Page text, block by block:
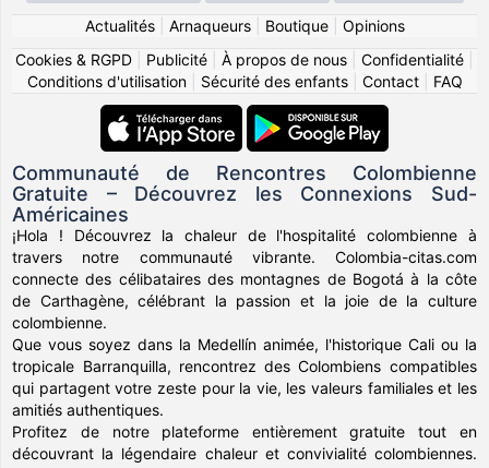
Actualités| Arnaqueurs| Boutique| Opinions
Cookies & RGPD
Publicité À propos de nous Confidentialité
Conditions d'utilisation| Sécurité des enfants| Contact| FAQ
Communauté de Rencontres Colombienne
Gratuite – Découvrez les Connexions Sud-
Américaines
¡Hola ! Découvrez la chaleur de l'hospitalité colombienne à
travers notre communauté vibrante. Colombia-citas.com
connecte des célibataires des montagnes de Bogotá à la côte
de Carthagène, célébrant la passion et la joie de la culture
colombienne.
Que vous soyez dans la Medellín animée, l'historique Cali ou la
tropicale Barranquilla, rencontrez des Colombiens compatibles
qui partagent votre zeste pour la vie, les valeurs familiales et les
amitiés authentiques.
Profitez de notre plateforme entièrement gratuite tout en
découvrant la légendaire chaleur et convivialité colombiennes.